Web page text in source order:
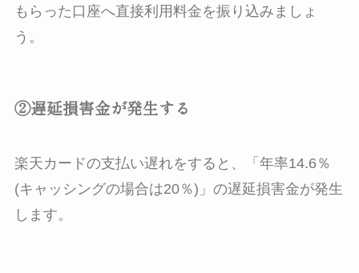
もらった口座へ直接利用料金を振り込みましょ
う。
②遅延損害金が発生する
楽天カードの支払い遅れをすると、「年率14.6％
(キャッシングの場合は20％)」の遅延損害金が発生
します。